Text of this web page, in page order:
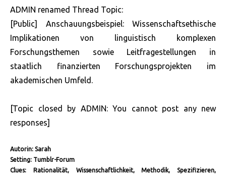
ADMIN renamed Thread Topic:
[Public] Anschauungsbeispiel: Wissenschaftsethische
Implikationen von linguistisch komplexen
Forschungsthemen sowie Leitfragestellungen in
staatlich finanzierten Forschungsprojekten im
akademischen Umfeld.
[Topic closed by ADMIN: You cannot post any new
responses]
Autorin: Sarah
Setting: Tumblr-Forum
Clues: Rationalität, Wissenschaftlichkeit, Methodik, Spezifizieren,